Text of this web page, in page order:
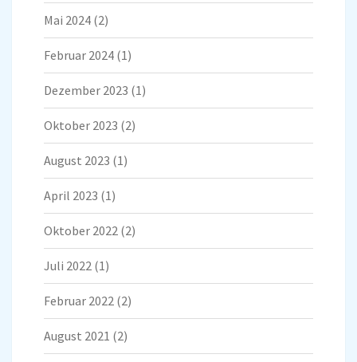
Mai 2024 (2)
Februar 2024 (1)
Dezember 2023 (1)
Oktober 2023 (2)
August 2023 (1)
April 2023 (1)
Oktober 2022 (2)
Juli 2022 (1)
Februar 2022 (2)
August 2021 (2)